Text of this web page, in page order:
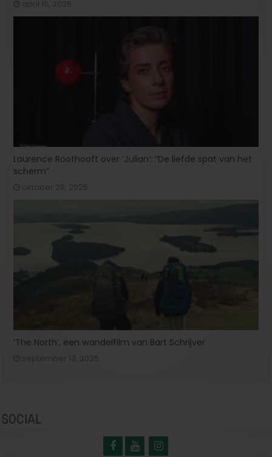
april 15, 2026
Laurence Roothooft over ‘Julian’: “De liefde spat van het
scherm”
oktober 28, 2025
‘The North’, een wandelfilm van Bart Schrijver
september 13, 2025
SOCIAL